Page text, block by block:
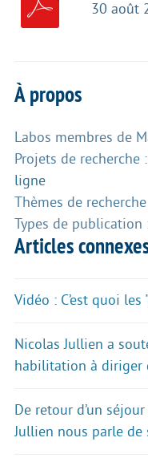
30 août
À propos
Labos membres de
Projets de recherche :
ligne
Thèmes de
Types de publication
Articles
Vidéo : C’est quoi
Nicolas Jullien a
habilitation à diriger
De retour d’un
Jullien nous parle de